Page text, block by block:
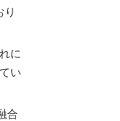
り
に
い
合